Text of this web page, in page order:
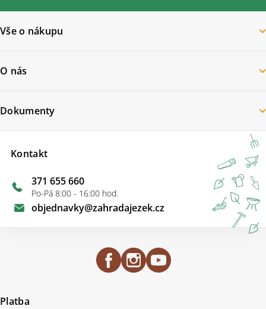
Vše o nákupu
O nás
Kontakt
objednavky@zahradajezek.cz
371 655 660
Po-Pá 8:00 - 16:00 hod.
Dokumenty
Platba